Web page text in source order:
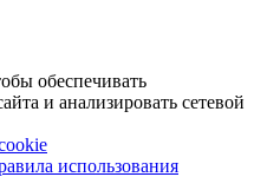
обеспечивать
и анализировать сетевой
использования